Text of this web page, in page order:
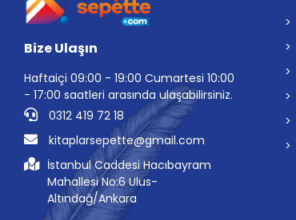
Bize Ulaşın
Haftaiçi 09:00 - 19:00 Cumartesi 10:00
- 17:00 saatleri arasında ulaşabilirsiniz.
0312 419 72 18
kitaplarsepette@gmail.com
İstanbul Caddesi Hacıbayram
Mahallesi No:6 Ulus-
Altındağ/Ankara